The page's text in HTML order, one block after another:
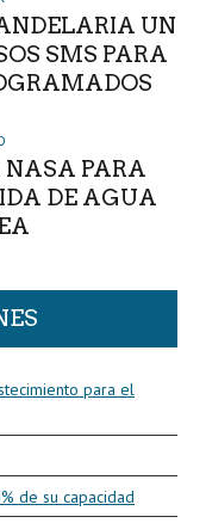
UN
SMS PARA
NASA PARA
DE AGUA
para el
de su capacidad